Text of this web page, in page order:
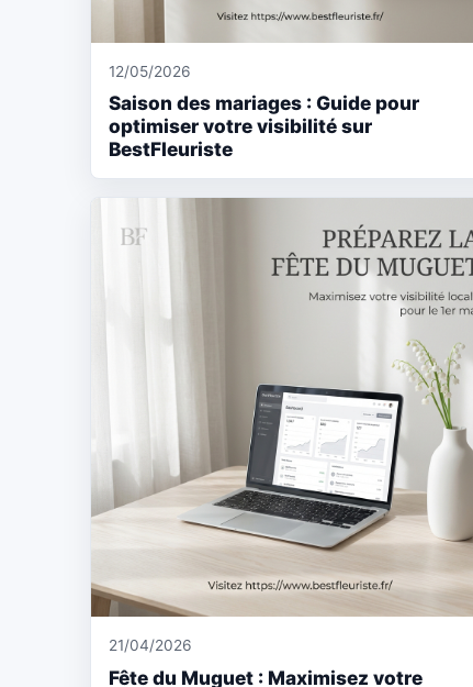
12/05/2026
Saison des mariages : Guide pour
optimiser votre visibilité sur
BestFleuriste
21/04/2026
Fête du Muguet : Maximisez votre